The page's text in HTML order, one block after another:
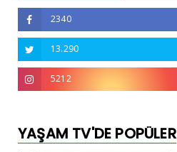
2340
13.290
5212
YAŞAM TV'DE POPÜLER